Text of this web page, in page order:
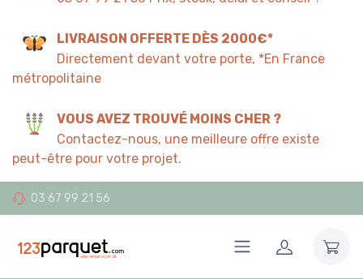
LIVRAISON OFFERTE DÈS 2000€*
Directement devant votre porte, *En France
métropolitaine
VOUS AVEZ TROUVÉ MOINS CHER ?
Contactez-nous, une meilleure offre existe
peut-être pour votre projet.
03 67 99 21 56